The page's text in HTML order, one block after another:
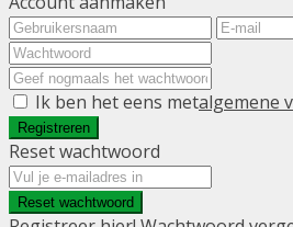
Ik ben het eens metalgemene
Registreren
Reset wachtwoord
Reset wachtwoord